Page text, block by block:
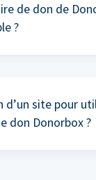
de don de
?
d’un site pour
don Donorbox ?